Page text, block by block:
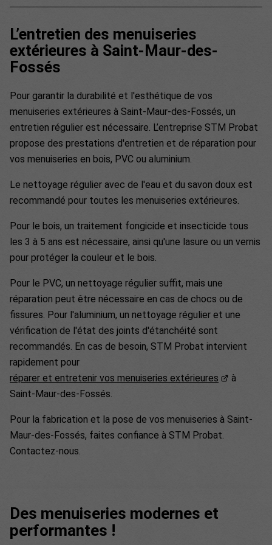
L’entretien des menuiseries
extérieures à Saint-Maur-des-
Fossés
Pour garantir la durabilité et l'esthétique de vos
menuiseries extérieures à Saint-Maur-des-Fossés, un
entretien régulier est nécessaire. L’entreprise STM Probat
propose des prestations d'entretien et de réparation pour
vos menuiseries en bois, PVC ou aluminium.
Le nettoyage régulier avec de l'eau et du savon doux est
recommandé pour toutes les menuiseries extérieures.
Pour le bois, un traitement fongicide et insecticide tous
les 3 à 5 ans est nécessaire, ainsi qu'une lasure ou un vernis
pour protéger la couleur et le bois.
Pour le PVC, un nettoyage régulier suffit, mais une
réparation peut être nécessaire en cas de chocs ou de
fissures. Pour l'aluminium, un nettoyage régulier et une
vérification de l'état des joints d'étanchéité sont
recommandés. En cas de besoin, STM Probat intervient
rapidement pour
réparer et entretenir vos menuiseries extérieures
à
Saint-Maur-des-Fossés.
Pour la fabrication et la pose de vos menuiseries à Saint-
Maur-des-Fossés, faites confiance à STM Probat.
Contactez-nous.
Des menuiseries modernes et
performantes !